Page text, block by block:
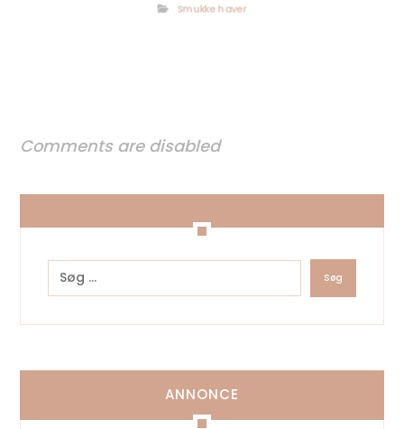
Smukke haver
Comments are disabled
ANNONCE